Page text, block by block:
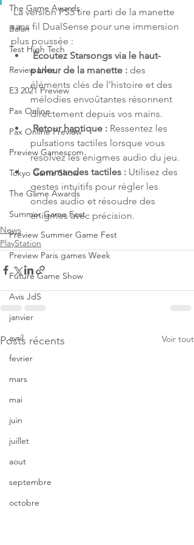
The Game Awards
Balan
Test High Tech
Review Livre
E3 2021 Preview
Pax Online
Pax Online Preview
Preview Gamescom
Tokyo Game Show
The Game Awards
Summer Game Fest
Preview Summer Game Fest
Preview Paris games Week
Future Game Show
Avis JdS
janvier
avril
fevrier
mars
mai
juin
juillet
aout
septembre
octobre
La version PS5 tire parti de la manette
sans fil DualSense pour une immersion
plus poussée :
Écoutez Starsongs via le haut-
parleur de la manette : des
éléments clés de l’histoire et des
mélodies envoûtantes résonnent
directement depuis vos mains.
Retour haptique : Ressentez les
pulsations tactiles lorsque vous
résolvez les énigmes audio du jeu.
Commandes tactiles : Utilisez des
gestes intuitifs pour régler les
ondes audio et résoudre des
énigmes avec précision.
News
PlayStation
Posts récents Voir tout